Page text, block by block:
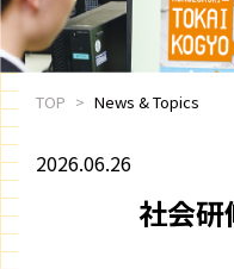
TOP News & Topics
2026.06.26
社会研